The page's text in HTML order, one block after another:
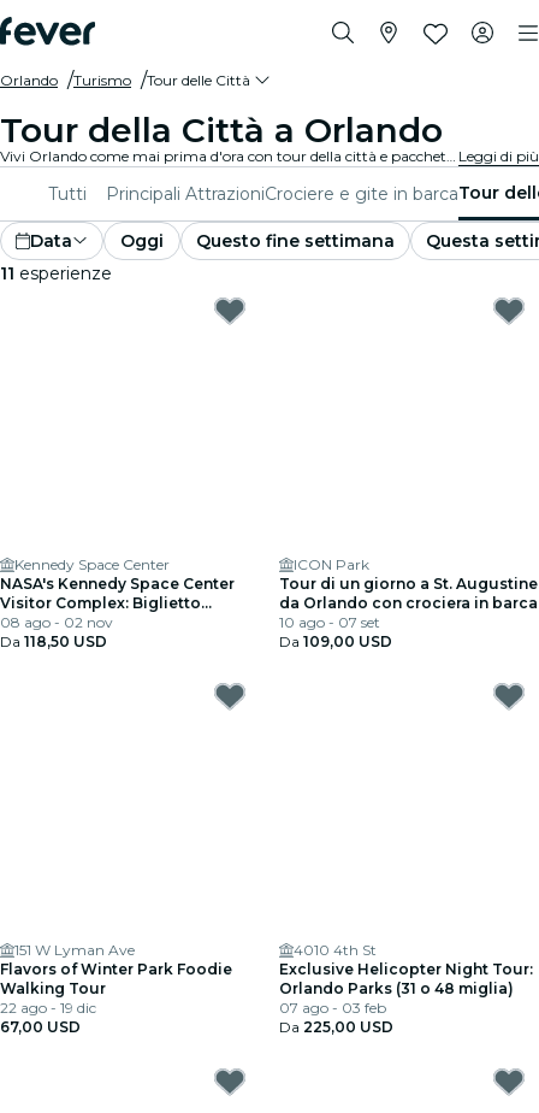
Orlando Turismo Tour delle Città
Tour della Città a Orlando
Vivi Orlando come mai prima d'ora con tour della città e pacchetti turistici. Mentre esplori i famosi luoghi di interesse, le gemme nascoste e i luoghi tipici di Orlando, scoprirai le storie che danno vita alla città. Leggi di più
Tutti Principali AttrazioniCrociere e gite in barcaTour
Data Oggi Questo fine settimana
Questa
11 esperienze
Kennedy Space Center
NASA's Kennedy Space Center
Visitor Complex: Biglietto
d'ingresso + Tour Explore
08 ago - 02 nov
Da 118,50 USD
ICON Park
Tour di un giorno a St. Augustine
da Orlando con crociera in barca
10 ago - 07 set
Da 109,00 USD
151 W Lyman Ave
Flavors of Winter Park Foodie
Walking Tour
22 ago - 19 dic
67,00 USD
4010 4th St
Exclusive Helicopter Night Tour:
Orlando Parks (31 o 48 miglia)
07 ago - 03 feb
Da 225,00 USD